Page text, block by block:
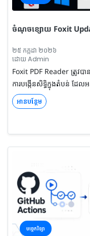
ចំណុចខ្សោយ Foxit
២៥ កក្កដា ២០២៦
ដោយ Admin
Foxit PDF Reader ត្រូវប
ការបង្កើនសិទ្ធិក្នុងតំបន់ ដែល
អានបន្ថែម
បច្ចេកវិទ្យា